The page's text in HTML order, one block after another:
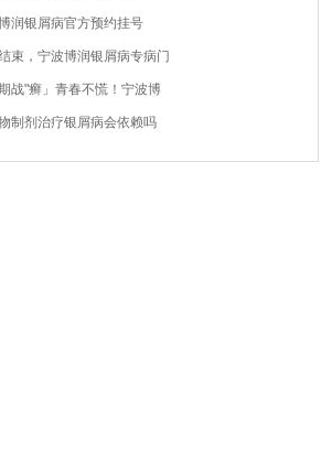
润银屑病官方预约挂号
束，宁波博润银屑病专病门
期战"癣」青春不慌！宁波博
制剂治疗银屑病会依赖吗